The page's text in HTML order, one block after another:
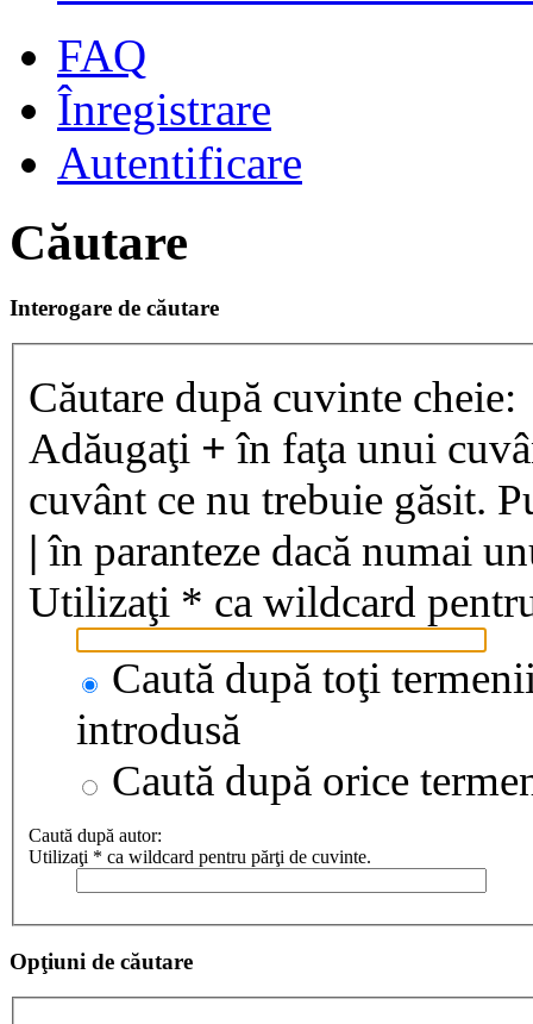
FAQ
Înregistrare
Autentificare
Căutare
Interogare de căutare
Căutare după cuvinte cheie:
Adăugaţi + în faţa unui
cuvânt ce nu trebuie găsit.
| în paranteze dacă numai
Utilizaţi * ca wildcard
Caută după toţi
introdusă
Caută după orice
Caută după autor:
Utilizaţi * ca wildcard pentru părţi de cuvinte.
Opţiuni de căutare